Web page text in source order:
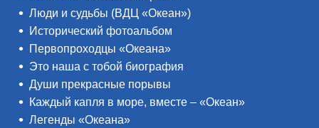
Люди и судьбы (ВДЦ «Океан»)
Исторический фотоальбом
Первопроходцы «Океана»
Это наша с тобой биография
Души прекрасные порывы
Каждый капля в море, вместе – «Океан»
Легенды «Океана»